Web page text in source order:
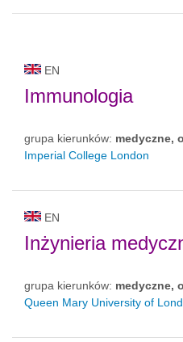
EN
Immunologia
grupa kierunków: medyczne,
Imperial College London
EN
Inżynieria
grupa kierunków: medyczne,
Queen Mary University of